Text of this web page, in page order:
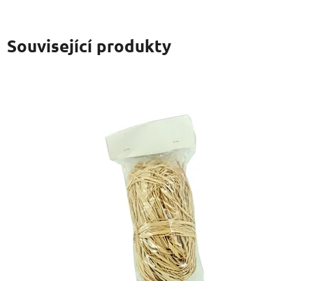
Související produkty